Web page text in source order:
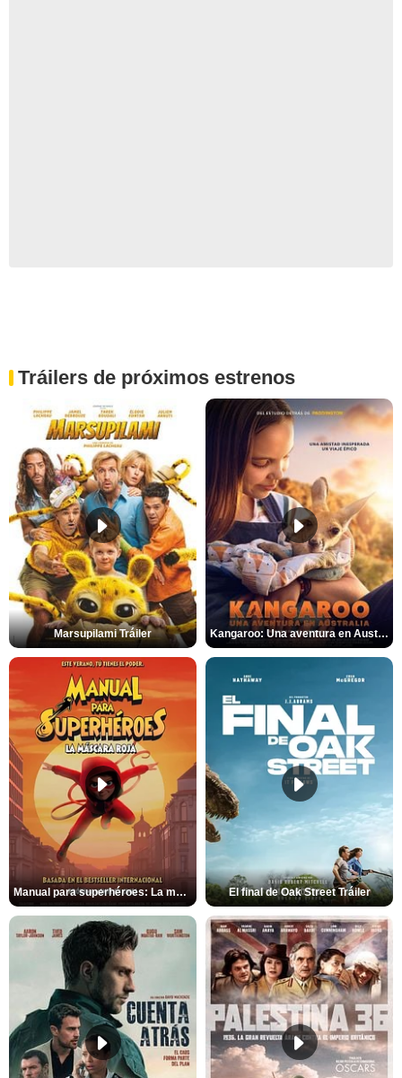
Tráilers de próximos estrenos
Marsupilami Tráiler Kangaroo: Una aventura en Australia Tráiler
Manual para superhéroes: La máscara roja Tráiler El final de Oak Street Tráiler